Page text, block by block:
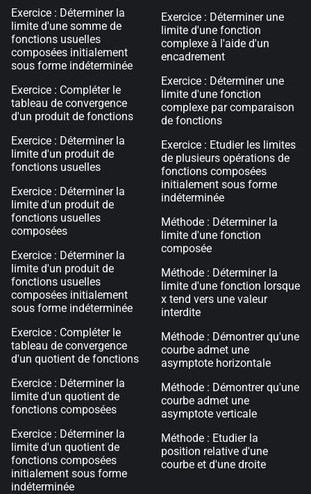
Exercice : Déterminer la
limite d'une somme de
fonctions usuelles
composées initialement
sous forme indéterminée
Exercice : Compléter le
tableau de convergence
d'un produit de fonctions
Exercice : Déterminer la
limite d'un produit de
fonctions usuelles
Exercice : Déterminer la
limite d'un produit de
fonctions usuelles
composées
Exercice : Déterminer la
limite d'un produit de
fonctions usuelles
composées initialement
sous forme indéterminée
Exercice : Compléter le
tableau de convergence
d'un quotient de fonctions
Exercice : Déterminer la
limite d'un quotient de
fonctions composées
Exercice : Déterminer la
limite d'un quotient de
fonctions composées
initialement sous forme
indéterminée
Exercice : Déterminer une
limite d'une fonction
complexe à l'aide d'un
encadrement
Exercice : Déterminer une
limite d'une fonction
complexe par comparaison
de fonctions
Exercice : Etudier les limites
de plusieurs opérations de
fonctions composées
initialement sous forme
indéterminée
Méthode : Déterminer la
limite d'une fonction
composée
Méthode : Déterminer la
limite d'une fonction lorsque
x tend vers une valeur
interdite
Méthode : Démontrer qu'une
courbe admet une
asymptote horizontale
Méthode : Démontrer qu'une
courbe admet une
asymptote verticale
Méthode : Etudier la
position relative d'une
courbe et d'une droite